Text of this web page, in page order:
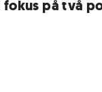
på två